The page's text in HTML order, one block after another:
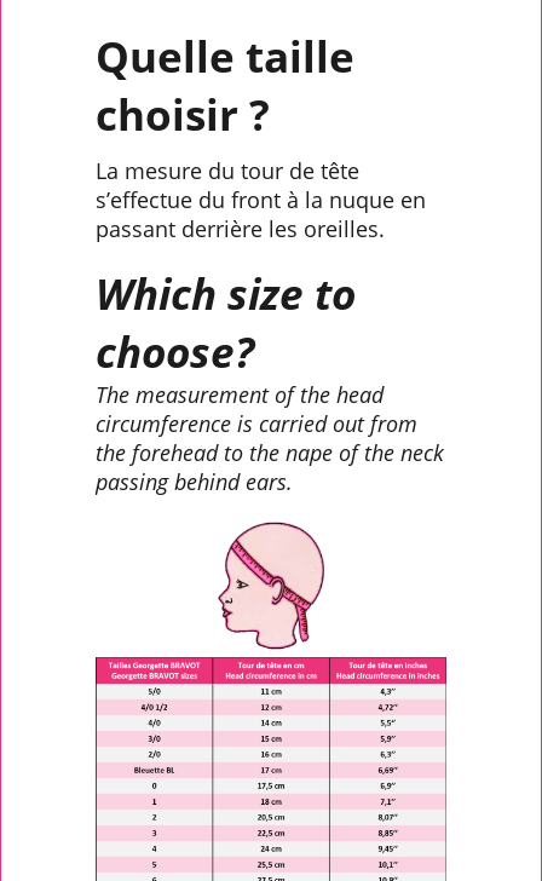
Quelle taille
choisir ?
La mesure du tour de tête
s’effectue du front à la nuque en
passant derrière les oreilles.
Which size to
choose?
The measurement of the head
circumference is carried out from
the forehead to the nape of the neck
passing behind ears.